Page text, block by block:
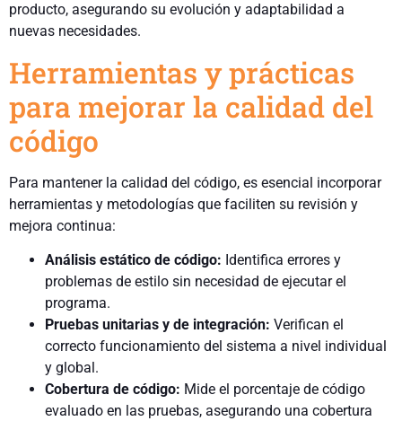
producto, asegurando su evolución y adaptabilidad a
nuevas necesidades.
Herramientas y prácticas
para mejorar la calidad del
código
Para mantener la calidad del código, es esencial incorporar
herramientas y metodologías que faciliten su revisión y
mejora continua:
Análisis estático de código: Identifica errores y
problemas de estilo sin necesidad de ejecutar el
programa.
Pruebas unitarias y de integración: Verifican el
correcto funcionamiento del sistema a nivel individual
y global.
Cobertura de código: Mide el porcentaje de código
evaluado en las pruebas, asegurando una cobertura